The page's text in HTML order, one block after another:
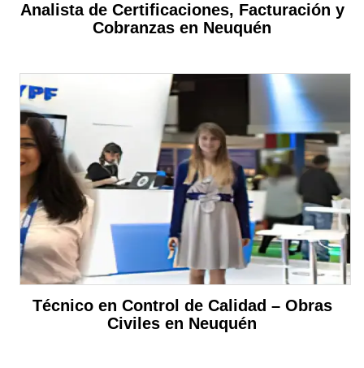
Analista de Certificaciones, Facturación y
Cobranzas en Neuquén
Técnico en Control de Calidad – Obras
Civiles en Neuquén